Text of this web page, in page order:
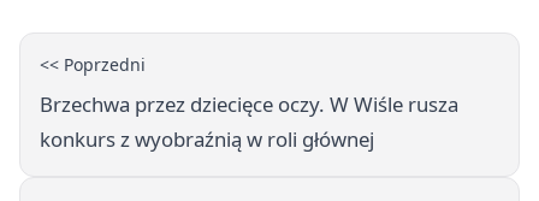
<< Poprzedni
Brzechwa przez dziecięce oczy. W Wiśle rusza
konkurs z wyobraźnią w roli głównej